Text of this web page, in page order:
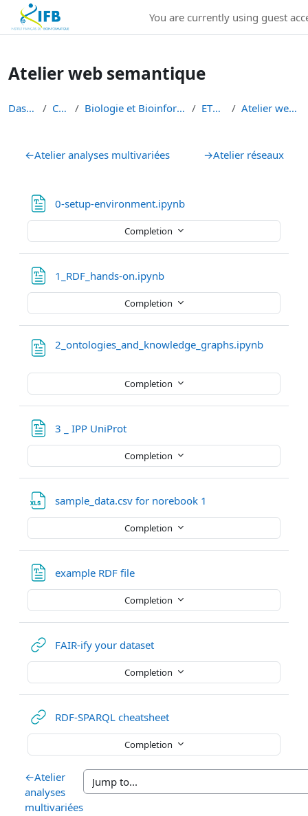
Institut Français de Bioinformatique - Les formations
Skip to main content
You are currently using guest
Atelier web semantique
Dashboard Courses Biologie et Bioinformatique Intégratives ETBII 2023 Atelier web semantique
Section outline
←Atelier analyses multivariées →Atelier réseaux
0-setup-environment.ipynb
Completion
1_RDF_hands-on.ipynb
Completion
2_ontologies_and_knowledge_graphs.ipynbFile
Completion
3 _ IPP UniProt
Completion
sample_data.csv for norebook 1
Completion
example RDF file
Completion
FAIR-ify your datasetURL
Completion
RDF-SPARQL cheatsheetURL
Completion
←Atelier
analyses
multivariées